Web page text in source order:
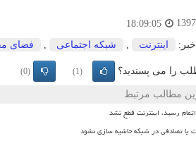
18:09:05
اینترنت شبكه اجتماعی فضای
را می پسندید؟ (1)
(0)
مطالب مرتبط
رسید، اینترنت قطع نشد
یا تصادفی در شبکه حاشیه سازی نشود